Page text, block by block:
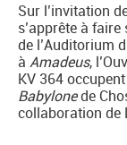
Sur l’invitation
s’apprête à
de l’Auditorium
à Amadeus,
KV 364
Babylonede
collaboration de